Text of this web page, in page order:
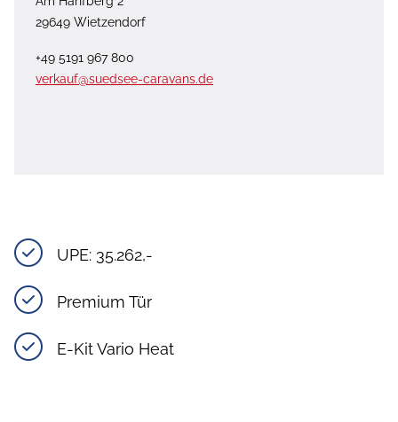
29649 Wietzendorf
+49 5191 967 800
verkauf@suedsee-caravans.de
UPE: 35.262,- 
Premium Tür
E-Kit Vario Heat